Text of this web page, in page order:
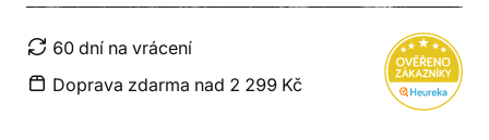
60 dní na vrácení
Doprava zdarma nad 2 299 Kč